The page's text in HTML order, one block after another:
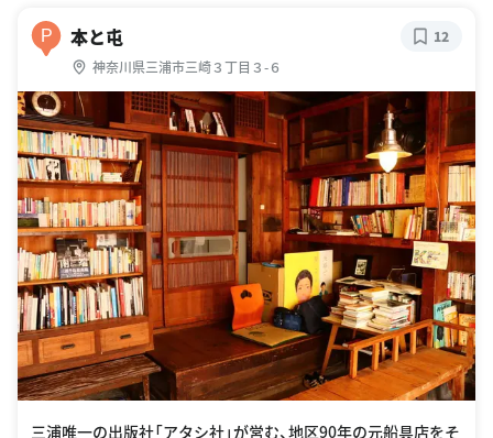
P 本と屯
神奈川県三浦市三崎３丁目３-６
12
三浦唯一の出版社「アタシ社」が営む、地区90年の元船具店をそ